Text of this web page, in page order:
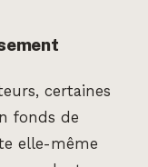
certaines
fonds de
elle-même